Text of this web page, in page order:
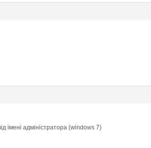
імені адміністратора (windows 7)